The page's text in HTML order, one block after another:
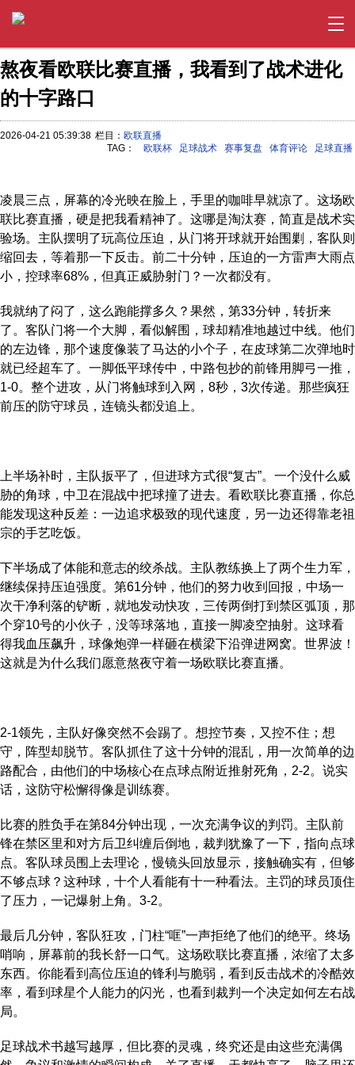
熬夜看欧联比赛直播，我看到了战术进化
的十字路口
2026-04-21 05:39:38 栏目： 欧联直播
TAG：
欧联杯 足球战术 赛事复盘 体育评论 足球直播
凌晨三点，屏幕的冷光映在脸上，手里的咖啡早就凉了。这场欧
联比赛直播，硬是把我看精神了。这哪是淘汰赛，简直是战术实
验场。主队摆明了玩高位压迫，从门将开球就开始围剿，客队则
缩回去，等着那一下反击。前二十分钟，压迫的一方雷声大雨点
小，控球率68%，但真正威胁射门？一次都没有。
我就纳了闷了，这么跑能撑多久？果然，第33分钟，转折来
了。客队门将一个大脚，看似解围，球却精准地越过中线。他们
的左边锋，那个速度像装了马达的小个子，在皮球第二次弹地时
就已经超车了。一脚低平球传中，中路包抄的前锋用脚弓一推，
1-0。整个进攻，从门将触球到入网，8秒，3次传递。那些疯狂
前压的防守球员，连镜头都没追上。
上半场补时，主队扳平了，但进球方式很“复古”。一个没什么威
胁的角球，中卫在混战中把球撞了进去。看欧联比赛直播，你总
能发现这种反差：一边追求极致的现代速度，另一边还得靠老祖
宗的手艺吃饭。
下半场成了体能和意志的绞杀战。主队教练换上了两个生力军，
继续保持压迫强度。第61分钟，他们的努力收到回报，中场一
次干净利落的铲断，就地发动快攻，三传两倒打到禁区弧顶，那
个穿10号的小伙子，没等球落地，直接一脚凌空抽射。这球看
得我血压飙升，球像炮弹一样砸在横梁下沿弹进网窝。世界波！
这就是为什么我们愿意熬夜守着一场欧联比赛直播。
2-1领先，主队好像突然不会踢了。想控节奏，又控不住；想
守，阵型却脱节。客队抓住了这十分钟的混乱，用一次简单的边
路配合，由他们的中场核心在点球点附近推射死角，2-2。说实
话，这防守松懈得像是训练赛。
比赛的胜负手在第84分钟出现，一次充满争议的判罚。主队前
锋在禁区里和对方后卫纠缠后倒地，裁判犹豫了一下，指向点球
点。客队球员围上去理论，慢镜头回放显示，接触确实有，但够
不够点球？这种球，十个人看能有十一种看法。主罚的球员顶住
了压力，一记爆射上角。3-2。
最后几分钟，客队狂攻，门柱“哐”一声拒绝了他们的绝平。终场
哨响，屏幕前的我长舒一口气。这场欧联比赛直播，浓缩了太多
东西。你能看到高位压迫的锋利与脆弱，看到反击战术的冷酷效
率，看到球星个人能力的闪光，也看到裁判一个决定如何左右战
局。
足球战术书越写越厚，但比赛的灵魂，终究还是由这些充满偶